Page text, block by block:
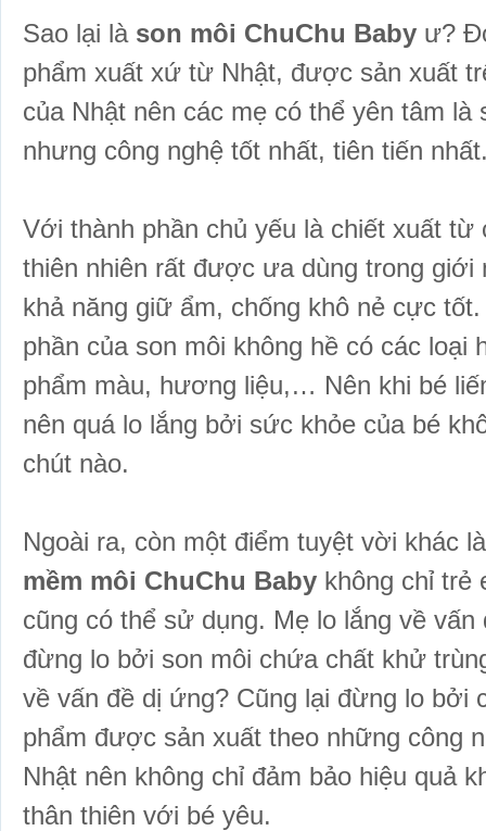
Sao lại là son môi ChuChu Baby ư?
phẩm xuất xứ từ Nhật, được sản xuất
của Nhật nên các mẹ có thể yên tâm là
nhưng công nghệ tốt nhất, tiên tiến
Với thành phần chủ yếu là chiết xuất từ
thiên nhiên rất được ưa dùng trong giới
khả năng giữ ẩm, chống khô nẻ cực
phần của son môi không hề có các loại
phẩm màu, hương liệu,… Nên khi bé
nên quá lo lắng bởi sức khỏe của bé
chút nào.
Ngoài ra, còn một điểm tuyệt vời khác
mềm môi ChuChu Baby không chỉ trẻ
cũng có thể sử dụng. Mẹ lo lắng về
đừng lo bởi son môi chứa chất khử
về vấn đề dị ứng? Cũng lại đừng lo bởi
phẩm được sản xuất theo những công
Nhật nên không chỉ đảm bảo hiệu quả
thân thiên với bé yêu.